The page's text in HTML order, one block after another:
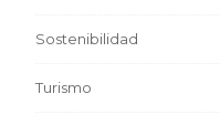
Sostenibilidad
Turismo